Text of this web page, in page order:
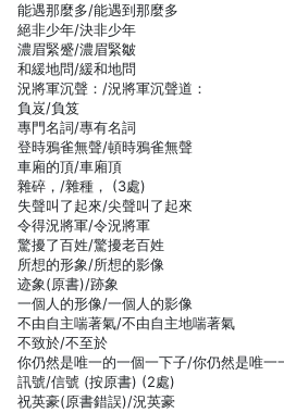
能遇那麼多/能遇到那麼多
絕非少年/決非少年
濃眉緊蹙/濃眉緊皺
和緩地問/緩和地問
況將軍沉聲：/況將軍沉聲道：
負岌/負笈
專門名詞/專有名詞
登時鴉雀無聲/頓時鴉雀無聲
車廂的頂/車廂頂
雜碎，/雜種， (3處)
失聲叫了起來/尖聲叫了起來
令得況將軍/令況將軍
驚擾了百姓/驚擾老百姓
所想的形象/所想的影像
迹象(原書)/跡象
一個人的形像/一個人的影像
不由自主喘著氣/不由自主地喘著氣
不致於/不至於
你仍然是唯一的一個一下子/你仍然是唯一
訊號/信號 (按原書) (2處)
祝英豪(原書錯誤)/況英豪